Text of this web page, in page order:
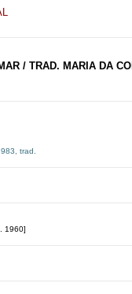
/ TRAD. MARIA DA
trad.
1960]